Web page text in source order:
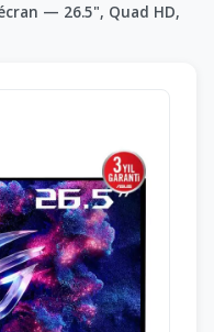
écran — 26.5", Quad HD,